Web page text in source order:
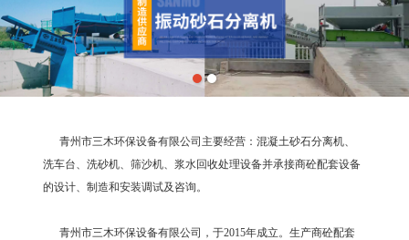
青州市三木环保设备有限公司主要经营：混凝土砂石分离机、
洗车台、洗砂机、筛沙机、浆水回收处理设备并承接商砼配套设备
的设计、制造和安装调试及咨询。
青州市三木环保设备有限公司，于2015年成立。生产商砼配套